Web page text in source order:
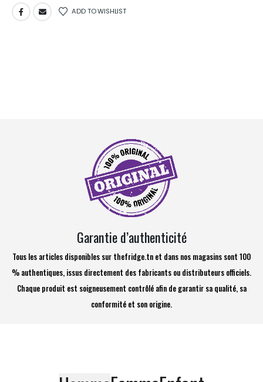
ADD TO WISHLIST
Garantie d’authenticité
Tous les articles disponibles sur thefridge.tn et dans nos magasins sont 100
% authentiques, issus directement des fabricants ou distributeurs officiels.
Chaque produit est soigneusement contrôlé afin de garantir sa qualité, sa
conformité et son origine.